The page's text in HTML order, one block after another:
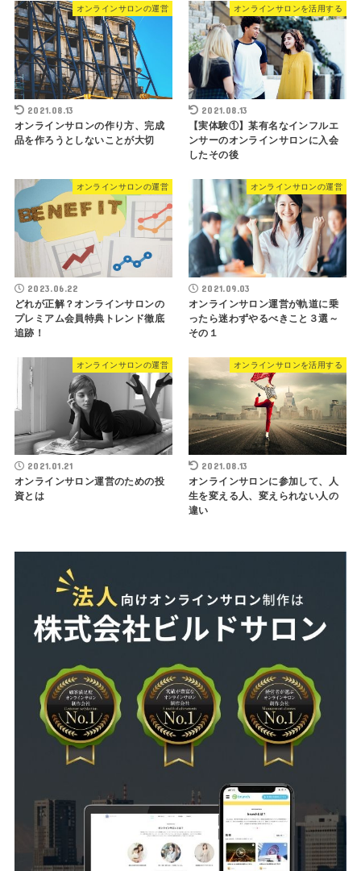
オンラインサロンの運営
2021.08.13
オンラインサロンの作り方、完成
品を作ろうとしないことが大切
オンラインサロンを活用する
2021.08.13
【実体験①】某有名なインフルエ
ンサーのオンラインサロンに入会
したその後
オンラインサロンの運営
2023.06.22
どれが正解？オンラインサロンの
プレミアム会員特典トレンド徹底
追跡！
オンラインサロンの運営
2021.09.03
オンラインサロン運営が軌道に乗
ったら迷わずやるべきこと３選～
その１
オンラインサロンの運営
2021.01.21
オンラインサロン運営のための投
資とは
オンラインサロンを活用する
2021.08.13
オンラインサロンに参加して、人
生を変える人、変えられない人の
違い